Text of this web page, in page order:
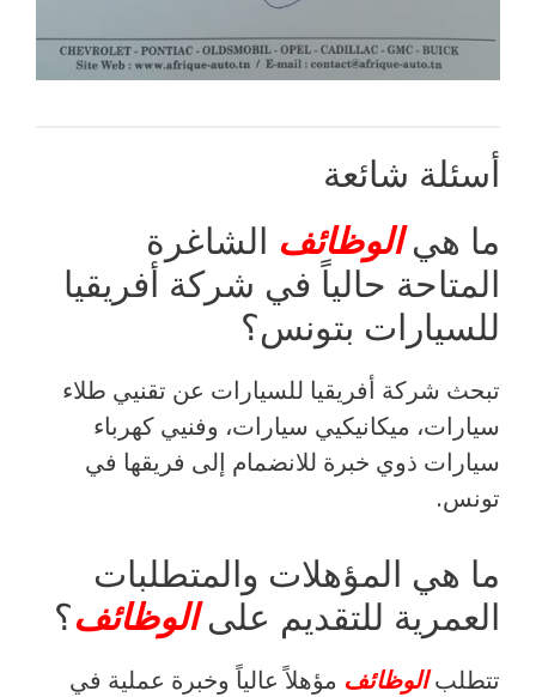
أسئلة شائعة
ما هيالوظائف الشاغرة
المتاحة حالياً في شركة أفريقيا
للسيارات بتونس؟
تبحث شركة أفريقيا للسيارات عن تقنيي طلاء
سيارات، ميكانيكيي سيارات، وفنيي كهرباء
سيارات ذوي خبرة للانضمام إلى فريقها في
تونس.
ما هي المؤهلات والمتطلبات
العمرية للتقديم علىالوظائف؟
تتطلبالوظائف مؤهلاً عالياً وخبرة عملية في